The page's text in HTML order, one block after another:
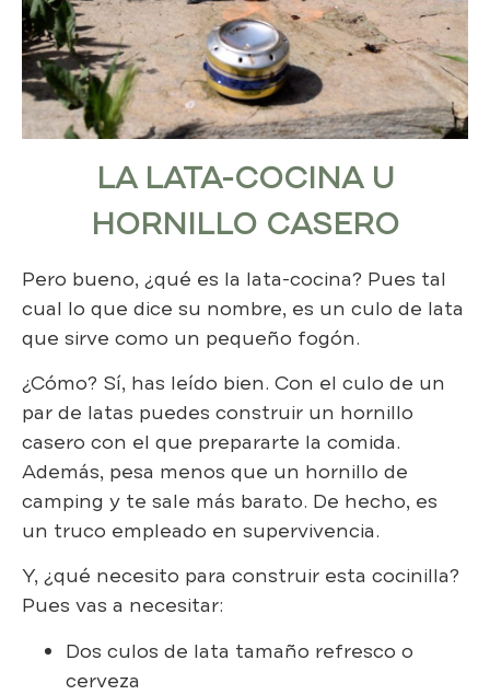
LA LATA-COCINA U
HORNILLO CASERO
Pero bueno, ¿qué es la lata-cocina? Pues tal
cual lo que dice su nombre, es un culo de lata
que sirve como un pequeño fogón.
¿Cómo? Sí, has leído bien. Con el culo de un
par de latas puedes construir un hornillo
casero con el que prepararte la comida.
Además, pesa menos que un hornillo de
camping y te sale más barato. De hecho, es
un truco empleado en supervivencia.
Y, ¿qué necesito para construir esta cocinilla?
Pues vas a necesitar:
Dos culos de lata tamaño refresco o
cerveza